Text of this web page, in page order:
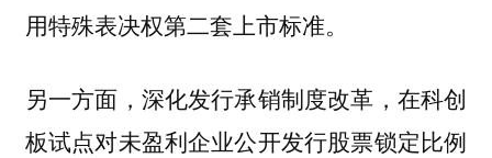
用特殊表决权第二套上市标准。
另一方面，深化发行承销制度改革，在科创
板试点对未盈利企业公开发行股票锁定比例